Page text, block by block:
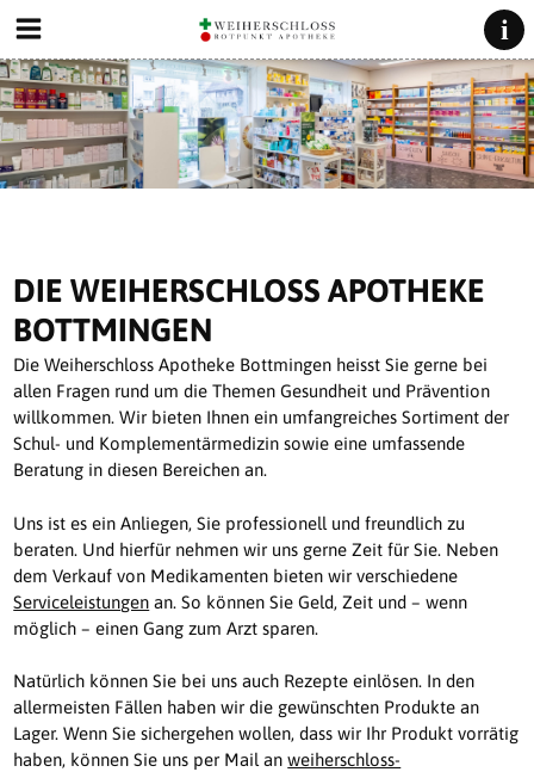
DIE WEIHERSCHLOSS APOTHEKE
BOTTMINGEN
Die Weiherschloss Apotheke Bottmingen heisst Sie gerne bei
allen Fragen rund um die Themen Gesundheit und Prävention
willkommen. Wir bieten Ihnen ein umfangreiches Sortiment der
Schul- und Komplementärmedizin sowie eine umfassende
Beratung in diesen Bereichen an.
Uns ist es ein Anliegen, Sie professionell und freundlich zu
beraten. Und hierfür nehmen wir uns gerne Zeit für Sie. Neben
dem Verkauf von Medikamenten bieten wir verschiedene
Serviceleistungen an. So können Sie Geld, Zeit und – wenn
möglich – einen Gang zum Arzt sparen.
Natürlich können Sie bei uns auch Rezepte einlösen. In den
allermeisten Fällen haben wir die gewünschten Produkte an
Lager. Wenn Sie sichergehen wollen, dass wir Ihr Produkt vorrätig
haben, können Sie uns per Mail anweiherschloss-